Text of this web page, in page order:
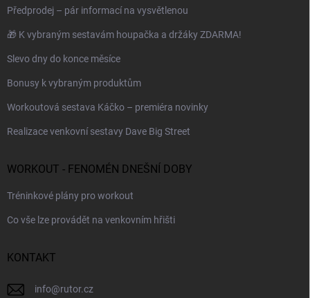
Předprodej – pár informací na vysvětlenou
🎁 K vybraným sestavám houpačka a držáky ZDARMA!
Slevo dny do konce měsíce
Bonusy k vybraným produktům
Workoutová sestava Káčko – premiéra novinky
Realizace venkovní sestavy Dave Big Street
WORKOUT - FENOMÉN DNEŠNÍ DOBY
Tréninkové plány pro workout
Co vše lze provádět na venkovním hřišti
KONTAKT
info@rutor.cz